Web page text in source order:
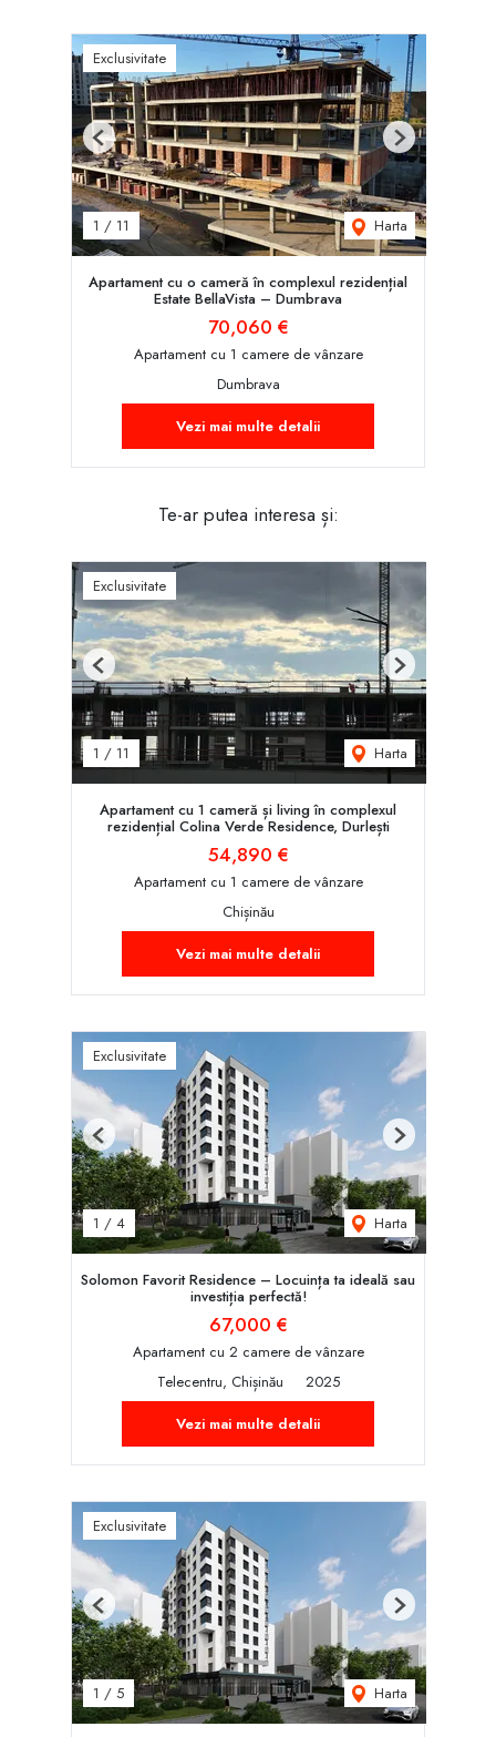
Exclusivitate
1 / 11 Harta
Previous Next
Apartament cu o cameră în complexul rezidențial
Estate BellaVista – Dumbrava
70,060 €
Apartament cu 1 camere de vânzare
Dumbrava
Vezi mai multe detalii
Te-ar putea interesa și:
Exclusivitate
1 / 11 Harta
Previous Next
Apartament cu 1 cameră și living în complexul
rezidențial Colina Verde Residence, Durlești
54,890 €
Apartament cu 1 camere de vânzare
Chișinău
Vezi mai multe detalii
Exclusivitate
1 / 4 Harta
Previous Next
Solomon Favorit Residence – Locuința ta ideală sau
investiția perfectă!
67,000 €
Apartament cu 2 camere de vânzare
Telecentru, Chișinău
2025
Vezi mai multe detalii
Exclusivitate
1 / 5 Harta
Previous Next